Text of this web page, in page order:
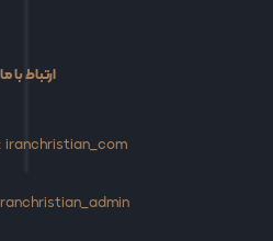
ارتباط با ما
iranchristian_com